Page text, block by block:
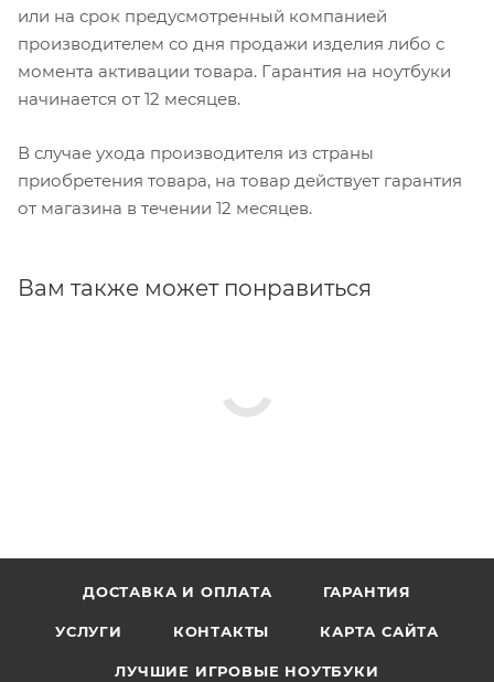
или на срок предусмотренный компанией
производителем со дня продажи изделия либо с
момента активации товара. Гарантия на ноутбуки
начинается от 12 месяцев.
В случае ухода производителя из страны
приобретения товара, на товар действует гарантия
от магазина в течении 12 месяцев.
Вам также может понравиться
ДОСТАВКА И ОПЛАТА ГАРАНТИЯ
УСЛУГИ КОНТАКТЫ КАРТА САЙТА
ЛУЧШИЕ ИГРОВЫЕ НОУТБУКИ